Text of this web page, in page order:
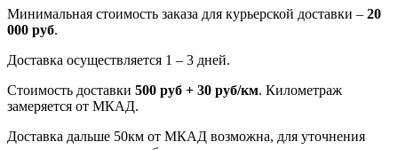
Минимальная стоимость заказа для курьерской доставки – 20
000 руб.
Доставка осуществляется 1 – 3 дней.
Стоимость доставки 500 руб + 30 руб/км. Километраж
замеряется от МКАД.
Доставка дальше 50км от МКАД возможна, для уточнения